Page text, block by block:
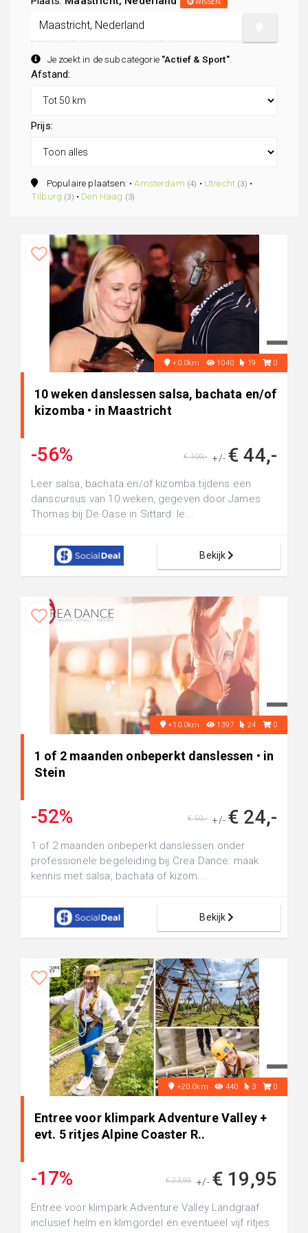
Je zoekt in de subcategorie "Actief & Sport".
Afstand:
Prijs:
Populaire plaatsen: •Amsterdam (4) • Utrecht (3) •
Tilburg (3) • Den Haag (3)
+0.0km 1040 19 0
10 weken danslessen salsa, bachata en/of
kizomba • in Maastricht
-56% +/- € 44,-
€ 100,-
Leer salsa, bachata en/of kizomba tijdens een
danscursus van 10 weken, gegeven door James
Thomas bij De Oase in Sittard: le...
Bekijk
+10.0km 1397 24 0
1 of 2 maanden onbeperkt danslessen • in
Stein
-52% +/- € 24,-
€ 50,-
1 of 2 maanden onbeperkt danslessen onder
professionele begeleiding bij Crea Dance: maak
kennis met salsa, bachata of kizom...
Bekijk
+20.0km 440 3 0
Entree voor klimpark Adventure Valley +
evt. 5 ritjes Alpine Coaster R..
-17% +/- € 19,95
€ 23,95
Entree voor klimpark Adventure Valley Landgraaf
inclusief helm en klimgordel en eventueel vijf ritjes